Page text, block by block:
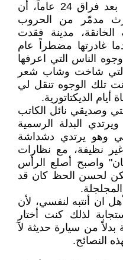
لم اتفاجأ وانا اعود الى البصرة بعد فراق 24 عاماً، أن
مدمّر من الحروب
الخانقة، مدينة فقدت
غادرتها مضطراً عام
وجوه الناس التي اعرفها
والتي شاخت وشاب شعر
تلك الوجوه تنقل لي
الديكتاتورية.
وصديقي نائل الكاتب
البدلة الرسمية
وهو يرتدي دشداشة
نظيفة، مع نظارات
واصبح أصلع الرأس
لحسن الحظ كان قد
ان أنتبه لنفسي، لأن
لذلك كنت أختار
من سيارة حديثة لآ
النصائح.